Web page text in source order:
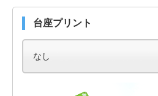
台座プリント